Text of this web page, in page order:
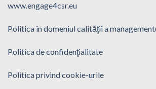
www.engage4csr.eu
Politica în domeniul calităţii a
Politica de confidenţialitate
Politica privind cookie-urile